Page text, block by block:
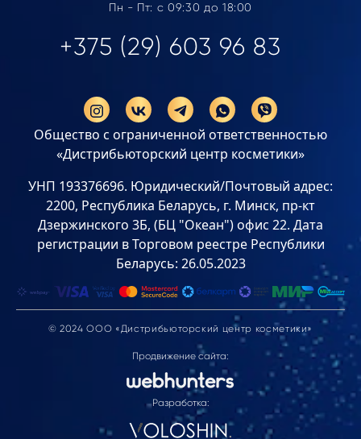
Пн - Пт: с 09:30 до 18:00
+375 (29) 603 96 83
Общество с ограниченной ответственностью
«Дистрибьюторский центр косметики»
УНП 193376696. Юридический/Почтовый адрес:
2200, Республика Беларусь, г. Минск, пр-кт
Дзержинского 3Б, (БЦ "Океан") офис 22. Дата
регистрации в Торговом реестре Республики
Беларусь: 26.05.2023
© 2024 ООО «Дистрибьюторский центр косметики»
Продвижение сайта:
Разработка: